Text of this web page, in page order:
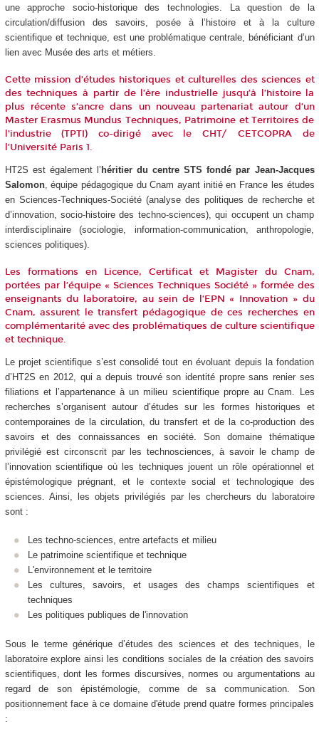
une approche socio-historique des technologies. La question de la
circulation/diffusion des savoirs, posée à l’histoire et à la culture
scientifique et technique, est une problématique centrale, bénéficiant d’un
lien avec Musée des arts et métiers.
Cette mission d’études historiques et culturelles des sciences et
des techniques à partir de l’ère industrielle jusqu’à l’histoire la
plus récente s’ancre dans un nouveau partenariat autour d’un
Master Erasmus Mundus Techniques, Patrimoine et Territoires de
l’industrie (TPTI) co-dirigé avec le CHT/ CETCOPRA de
l’Université Paris 1.
HT2S est également l’ héritier du centre STS fondé par Jean-Jacques
Salomon, équipe pédagogique du Cnam ayant initié en France les études
en Sciences-Techniques-Société (analyse des politiques de recherche et
d’innovation, socio-histoire des techno-sciences), qui occupent un champ
interdisciplinaire (sociologie, information-communication, anthropologie,
sciences politiques).
Les formations en Licence, Certificat et Magister du Cnam,
portées par l’équipe « Sciences Techniques Société » formée des
enseignants du laboratoire, au sein de l’EPN « Innovation » du
Cnam, assurent le transfert pédagogique de ces recherches en
complémentarité avec des problématiques de culture scientifique
et technique.
Le projet scientifique s’est consolidé tout en évoluant depuis la fondation
d’HT2S en 2012, qui a depuis trouvé son identité propre sans renier ses
filiations et l’appartenance à un milieu scientifique propre au Cnam. Les
recherches s’organisent autour d’études sur les formes historiques et
contemporaines de la circulation, du transfert et de la co-production des
savoirs et des connaissances en société. Son domaine thématique
privilégié est circonscrit par les technosciences, à savoir le champ de
l’innovation scientifique où les techniques jouent un rôle opérationnel et
épistémologique prégnant, et le contexte social et technologique des
sciences. Ainsi, les objets privilégiés par les chercheurs du laboratoire
sont :
Les techno-sciences, entre artefacts et milieu
Le patrimoine scientifique et technique
L'environnement et le territoire
Les cultures, savoirs, et usages des champs scientifiques et
techniques
Les politiques publiques de l'innovation
Sous le terme générique d’études des sciences et des techniques, le
laboratoire explore ainsi les conditions sociales de la création des savoirs
scientifiques, dont les formes discursives, normes ou argumentations au
regard de son épistémologie, comme de sa communication. Son
positionnement face à ce domaine d'étude prend quatre formes principales
: